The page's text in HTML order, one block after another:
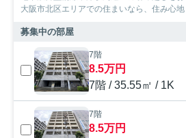
大阪市北区エリアでの住まいなら、住み心
募集中の部屋
7階
8.5万円
7階 / 35.55㎡ / 1K
7階
8.5万円